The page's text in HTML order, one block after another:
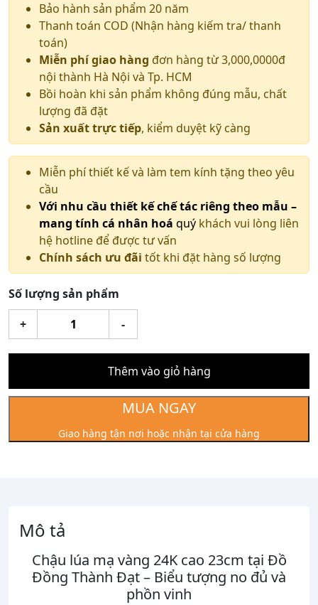
Bảo hành sản phẩm 20 năm
Thanh toán COD (Nhận hàng kiếm tra/ thanh
toán)
Miễn phí giao hàng đơn hàng từ 3,000,0000đ
nội thành Hà Nội và Tp. HCM
Bồi hoàn khi sản phẩm không đúng mẫu, chất
lượng đã đặt
Sản xuất trực tiếp, kiểm duyệt kỹ càng
Miễn phí thiết kế và làm tem kính tặng theo yêu
cầu
Với nhu cầu thiết kế chế tác riêng theo mẫu –
mang tính cá nhân hoá quý khách vui lòng liên
hệ hotline để được tư vấn
Chính sách ưu đãi tốt khi đặt hàng số lượng
Số lượng sản phẩm
-
Lúa
Mạ
24K
số
+
Thêm vào giỏ hàng
MUA NGAY
Giao hàng tận nơi hoặc nhận tại cửa hàng
Mô tả
Chậu lúa mạ vàng 24K cao 23cm tại Đồ
Đồng Thành Đạt – Biểu tượng no đủ và
phồn vinh